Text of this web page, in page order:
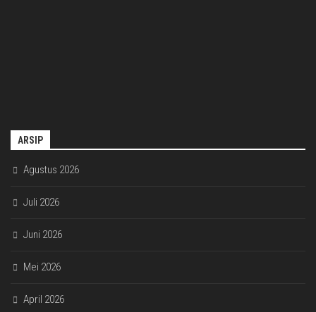
ARSIP
Agustus 2026
Juli 2026
Juni 2026
Mei 2026
April 2026